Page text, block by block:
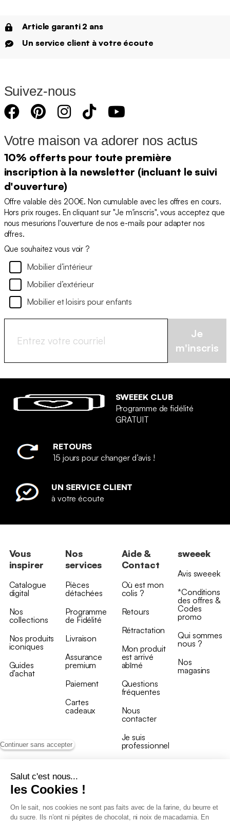
Continuer sans accepter
Salut c'est nous...
les Cookies !
On le sait, nos cookies ne sont pas faits avec de la farine, du beurre et
du sucre. Ils n’ont ni pépites de chocolat, ni noix de macadamia. En
Article garanti 2 ans
Un service client à votre écoute
Suivez-nous
Votre maison va adorer nos actus
10% offerts pour toute première
inscription à la newsletter (incluant le suivi
d'ouverture)
Offre valable dès 200€. Non cumulable avec les offres en cours.
Hors prix rouges. En cliquant sur "Je m'inscris", vous acceptez que
nous mesurions l'ouverture de nos e-mails pour adapter nos
offres.
Que souhaitez vous voir ?
Mobilier d’intérieur
Mobilier d’extérieur
Mobilier et loisirs pour enfants
Je
m'inscris
SWEEEK CLUB
Programme de fidélité
GRATUIT
RETOURS
15 jours pour changer d’avis !
UN SERVICE CLIENT
à votre écoute
Vous
inspirer
Catalogue
digital
Nos
collections
Nos produits
iconiques
Guides
d’achat
Nos
services
Pièces
détachées
Programme
de Fidélité
Livraison
Assurance
premium
Paiement
Cartes
cadeaux
Aide &
Contact
Où est mon
colis ?
Retours
Rétractation
Mon produit
est arrivé
abîmé
Questions
fréquentes
Nous
contacter
Je suis
professionnel
sweeek
Avis sweeek
*Conditions
des offres &
Codes
promo
Qui sommes
nous ?
Nos
magasins
Conditions générales de vente